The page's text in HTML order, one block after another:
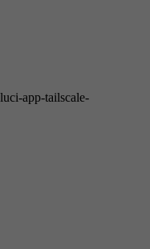
app-tailscale-